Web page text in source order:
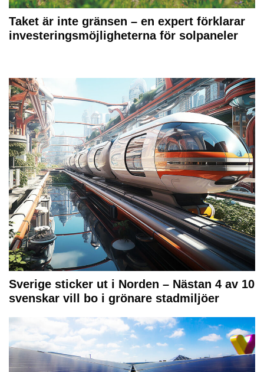
Taket är inte gränsen – en expert förklarar
investeringsmöjligheterna för solpaneler
Sverige sticker ut i Norden – Nästan 4 av 10
svenskar vill bo i grönare stadmiljöer